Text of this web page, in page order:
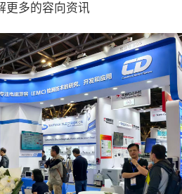
更多的容向资讯